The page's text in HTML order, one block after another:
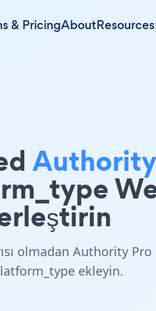
& PricingAboutResources
Authority
olmadan Authority Pro
ekleyin.